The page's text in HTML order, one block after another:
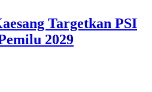
Targetkan PSI
2029